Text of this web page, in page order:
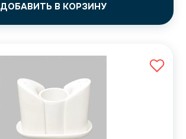
ДОБАВИТЬ В КОРЗИНУ